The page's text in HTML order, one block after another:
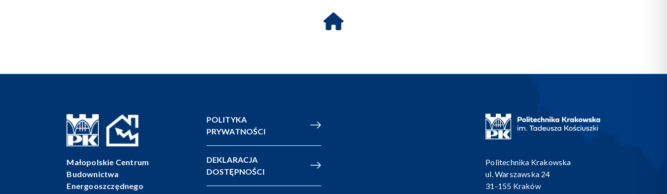
Małopolskie Centrum
Budownictwa
Energooszczędnego
POLITYKA
PRYWATNOŚCI
DEKLARACJA
DOSTĘPNOŚCI
Politechnika Krakowska
ul. Warszawska 24
31-155 Kraków